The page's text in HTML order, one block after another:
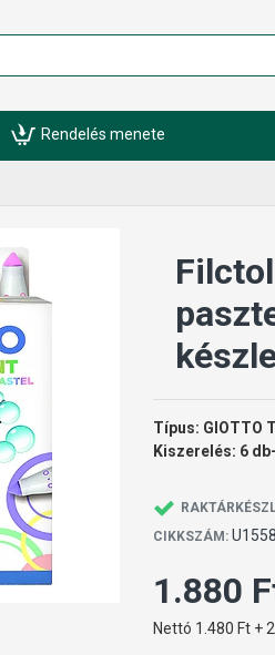
Rendelés menete
Típus: GIOTTO
Kiszerelés: 6
CIKKSZÁM:
1.880
Nettó 1.480 Ft +